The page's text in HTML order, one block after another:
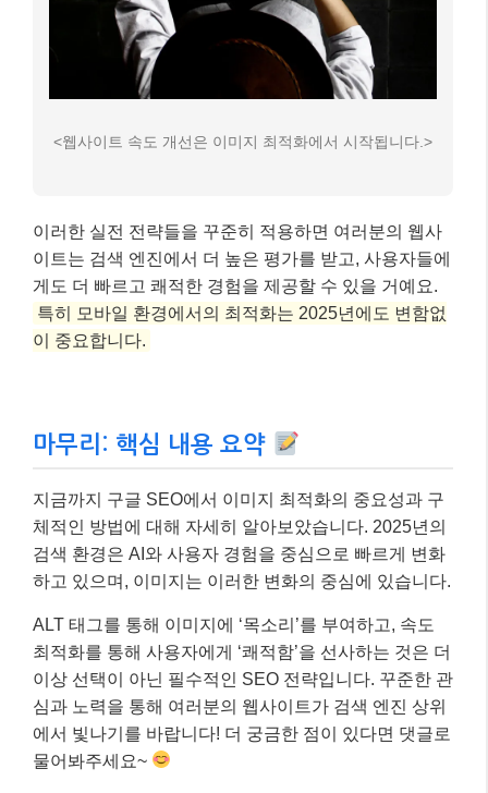
<웹사이트 속도 개선은 이미지 최적화에서 시작됩니다.>
이러한 실전 전략들을 꾸준히 적용하면 여러분의 웹사
이트는 검색 엔진에서 더 높은 평가를 받고, 사용자들에
특히 모바일 환경에서의 최적화는 2025년에도 변함없
이 중요합니다.
마무리: 핵심 내용 요약